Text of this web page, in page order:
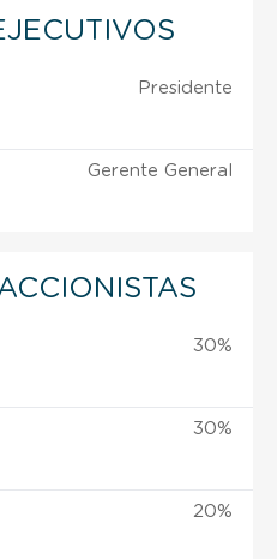
Presidente
Gerente General
30%
30%
20%